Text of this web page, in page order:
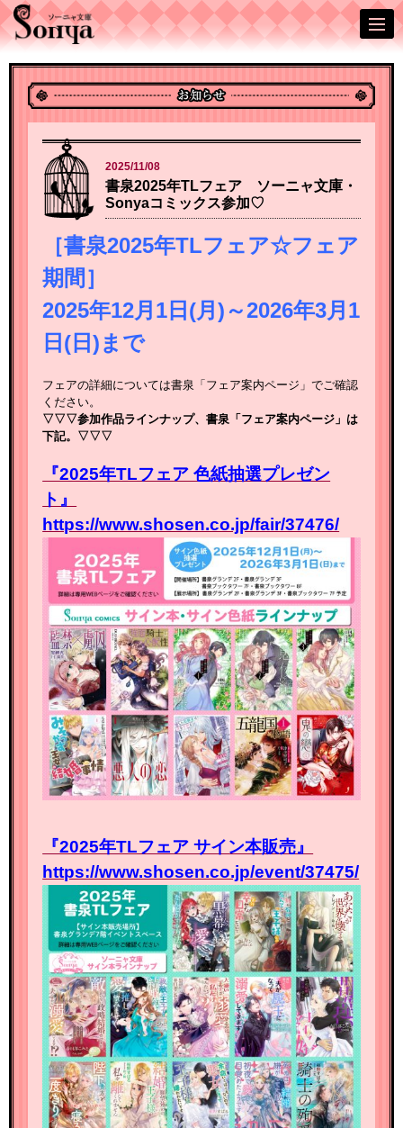
2025/11/08
書泉2025年TLフェア ソーニャ文庫・
Sonyaコミックス参加♡
［書泉2025年TLフェア☆フェア
期間］
2025年12月1日(月)～2026年3月1
日(日)まで
フェアの詳細については書泉「フェア案内ページ」でご確認
ください。
▽▽▽参加作品ラインナップ、書泉「フェア案内ページ」は
下記。▽▽▽
『2025年TLフェア 色紙抽選プレゼン
ト』
https://www.shosen.co.jp/fair/37476/
『2025年TLフェア サイン本販売』
https://www.shosen.co.jp/event/37475/